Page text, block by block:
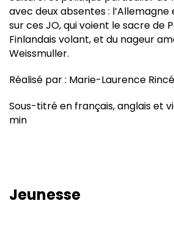
avec deux absentes : l’Allemagne
sur ces JO, qui voient le sacre de
Finlandais volant, et du nageur
Weissmuller.
Réalisé par : Marie-Laurence
Sous-titré en français, anglais et
min
Jeunesse